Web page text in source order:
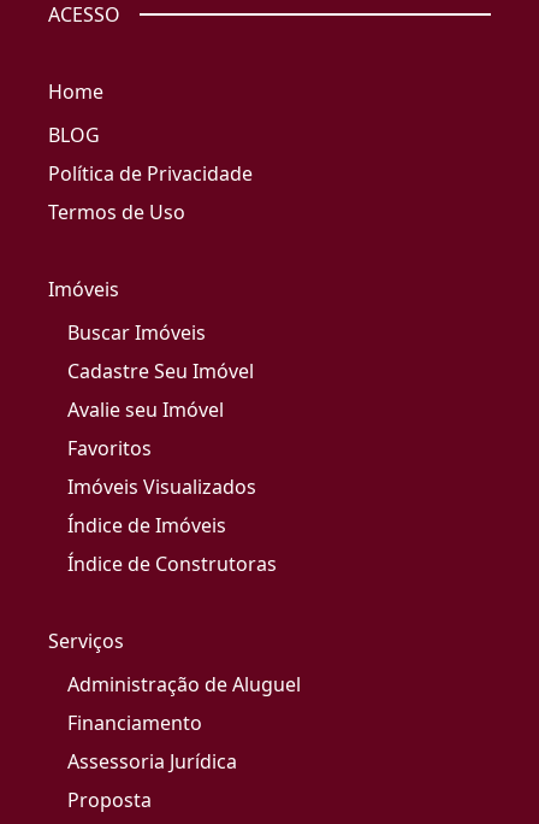
ACESSO
Home
BLOG
Política de Privacidade
Termos de Uso
Imóveis
Buscar Imóveis
Cadastre Seu Imóvel
Avalie seu Imóvel
Favoritos
Imóveis Visualizados
Índice de Imóveis
Índice de Construtoras
Serviços
Administração de Aluguel
Financiamento
Assessoria Jurídica
Proposta